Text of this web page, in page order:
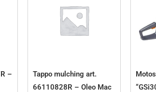
–
Tappo mulching art.
66110828R – Oleo Mac